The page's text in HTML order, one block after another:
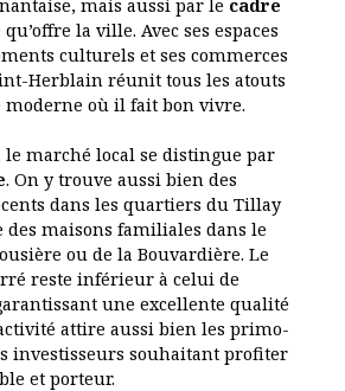
mais aussi par le cadre
qu’offre la ville. Avec ses espaces
culturels et ses commerces
Herblain réunit tous les atouts
moderne où il fait bon vivre.
marché local se distingue par
. On y trouve aussi bien des
dans les quartiers du Tillay
des maisons familiales dans le
ou de la Bouvardière. Le
reste inférieur à celui de
une excellente qualité
attire aussi bien les primo-
investisseurs souhaitant profiter
et porteur.